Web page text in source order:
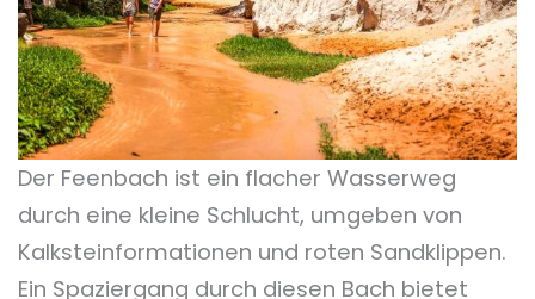
Der Feenbach ist ein flacher Wasserweg
durch eine kleine Schlucht, umgeben von
Kalksteinformationen und roten Sandklippen.
Ein Spaziergang durch diesen Bach bietet